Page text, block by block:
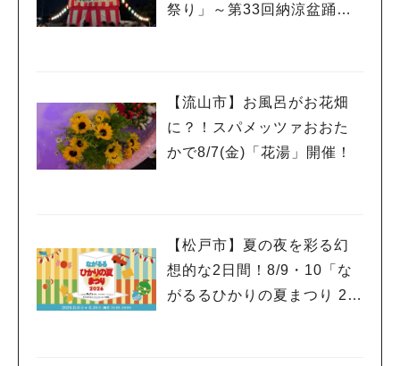
祭り」～第33回納涼盆踊り
【流山市】お風呂がお花畑
に？！スパメッツァおおた
かで8/7(金)「花湯」開催！
【松戸市】夏の夜を彩る幻
想的な2日間！8/9・10「な
がるるひかりの夏まつり 20